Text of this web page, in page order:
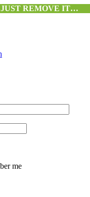
REMOVE IT…
me